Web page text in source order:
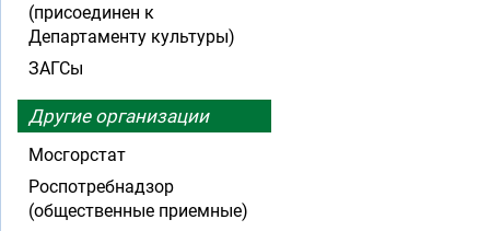
(присоединен к
Департаменту культуры)
ЗАГСы
Другие организации
Мосгорстат
Роспотребнадзор
(общественные приемные)